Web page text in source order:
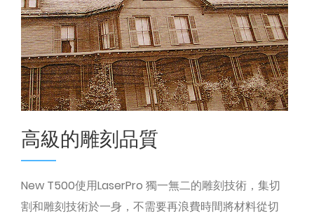
高級的雕刻品質
New T500使用LaserPro 獨一無二的雕刻技術，集切
割和雕刻技術於一身，不需要再浪費時間將材料從切